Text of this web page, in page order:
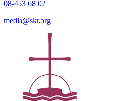
08-453 68 02
media@skr.org